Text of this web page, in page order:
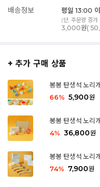
배송정보 평일 13:00
(단, 주문량 증가
3,000원(
+ 추가 구매 상품
봉봉 탄생석 노리
66% 5,900원
봉봉 탄생석 노리
4% 36,800원
봉봉 탄생석 노리
74% 7,900원